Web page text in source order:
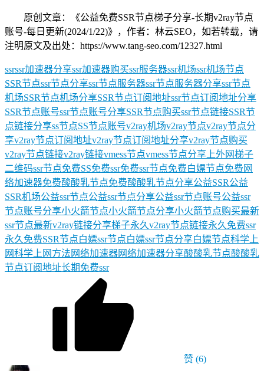
原创文章：《公益免费SSR节点梯子分享-长期v2ray节点
账号-每日更新(2024/1/22)》，作者：林云SEO，如若转载，请
注明原文及出处：https://www.tang-seo.com/12327.html
ssrssr加速器分享ssr加速器购买ssr服务器ssr机场ssr机场节点
SSR节点ssr节点分享ssr节点服务器ssr节点服务器分享ssr节点
机场SSR节点机场分享SSR节点订阅地址ssr节点订阅地址分享
SSR节点账号ssr节点账号分享SSR节点购买ssr节点链接SSR节
点链接分享ss节点SS节点账号v2ray机场v2ray节点v2ray节点分
享v2ray节点订阅地址v2ray节点订阅地址分享v2ray节点购买
v2ray节点链接v2ray链接vmess节点vmess节点分享 上外网梯子
二维码ssr节点免费SS免费ssr免费ssr节点免费白嫖节点免费网
络加速器免费酸酸乳节点免费酸酸乳节点分享公益SSR公益
SSR机场公益ssr节点公益ssr节点分享公益ssr节点账号公益ssr
节点账号分享小火箭节点小火箭节点分享小火箭节点购买最新
ssr节点最新v2ray链接分享梯子永久v2ray节点链接永久免费ssr
永久免费SSR节点白嫖ssr节点白嫖ssr节点分享白嫖节点科学上
网科学上网方法 网络加速器网络加速器分享酸酸乳节点酸酸乳
节点订阅地址长期免费ssr
赞 (6)